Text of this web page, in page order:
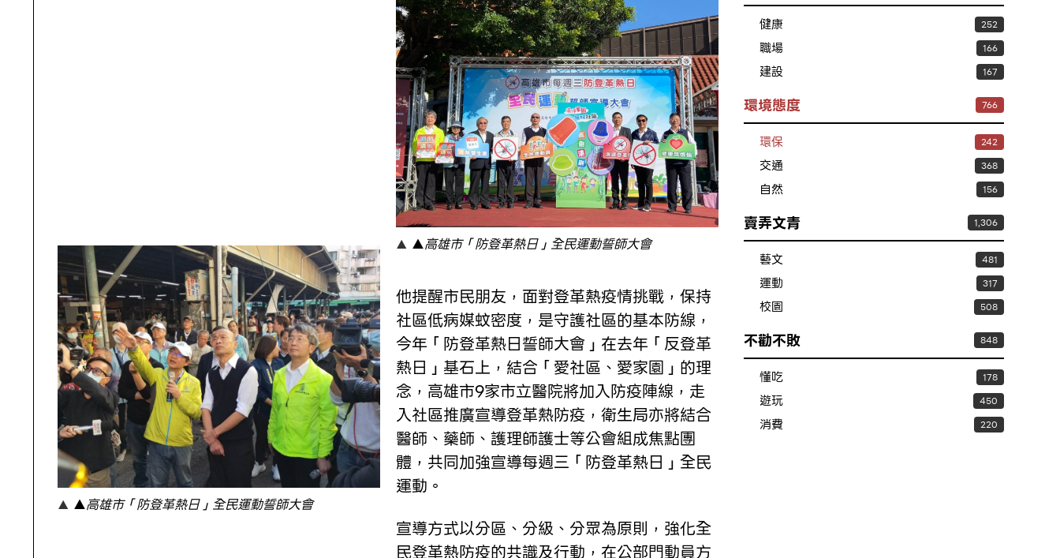
▲高雄市「防登革熱日」全民運動誓師大會
▲高雄市「防登革熱日」全民運動誓師大會
他提醒市民朋友，面對登革熱疫情挑戰，保持
社區低病媒蚊密度，是守護社區的基本防線，
今年「防登革熱日誓師大會」在去年「反登革
熱日」基石上，結合「愛社區、愛家園」的理
念，高雄市9家市立醫院將加入防疫陣線，走
入社區推廣宣導登革熱防疫，衛生局亦將結合
醫師、藥師、護理師護士等公會組成焦點團
體，共同加強宣導每週三「防登革熱日」全民
運動。
宣導方式以分區、分級、分眾為原則，強化全
民登革熱防疫的共識及行動，在公部門動員方
健康 252
職場 166
建設 167
環境態度 766
環保 242
交通 368
自然 156
賣弄文青 1,306
藝文 481
運動 317
校園 508
不勸不敗 848
懂吃 178
遊玩 450
消費 220